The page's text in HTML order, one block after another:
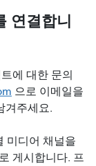
연결합니
에 대한 문의
으로 이메일을
겨주세요.
미디어 채널을
게시합니다. 프